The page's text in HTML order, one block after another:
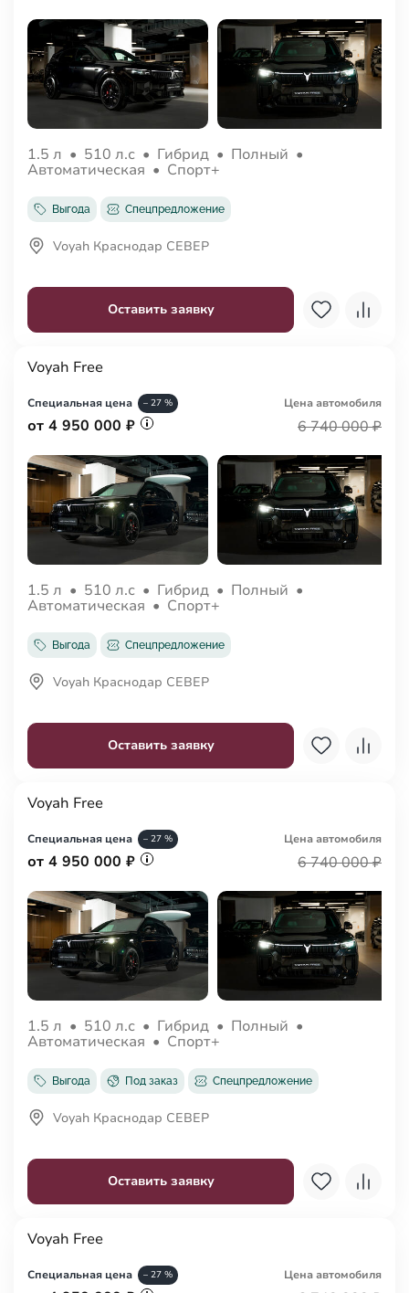
1.5 л • 510 л.с • Гибрид • Полный •
Автоматическая • Спорт+
Выгода Спецпредложение
Оставить заявку
Voyah Краснодар СЕВЕР
Voyah Free
Специальная цена – 27 %
от 4 950 000 ₽
Цена автомобиля
6 740 000 ₽
1.5 л • 510 л.с • Гибрид • Полный •
Автоматическая • Спорт+
Выгода Спецпредложение
Оставить заявку
Voyah Краснодар СЕВЕР
Voyah Free
Специальная цена – 27 %
от 4 950 000 ₽
Цена автомобиля
6 740 000 ₽
1.5 л • 510 л.с • Гибрид • Полный •
Автоматическая • Спорт+
Выгода Под заказ Спецпредложение
Оставить заявку
Voyah Краснодар СЕВЕР
Voyah Free
Специальная цена – 27 % Цена автомобиля